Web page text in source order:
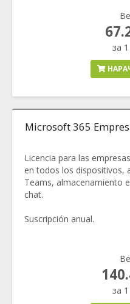
за
Microsoft 365
Licencia para las
en todos los dispositivos,
Teams, almacenamiento
chat.
Suscripción anual.
за